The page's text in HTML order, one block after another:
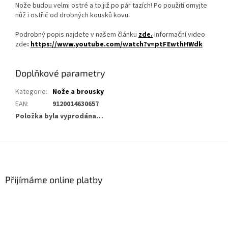
Nože budou velmi ostré a to již po pár tazích! Po použití omyjte
nůž i ostřič od drobných kousků kovu.
Podrobný popis najdete v našem článku zde.Informační video
zde: https://www.youtube.com/watch?v=ptFEwthHWdk
Doplňkové parametry
Kategorie: Nože a brousky
EAN:
9120014630657
Položka byla vyprodána…
Přijímáme online platby